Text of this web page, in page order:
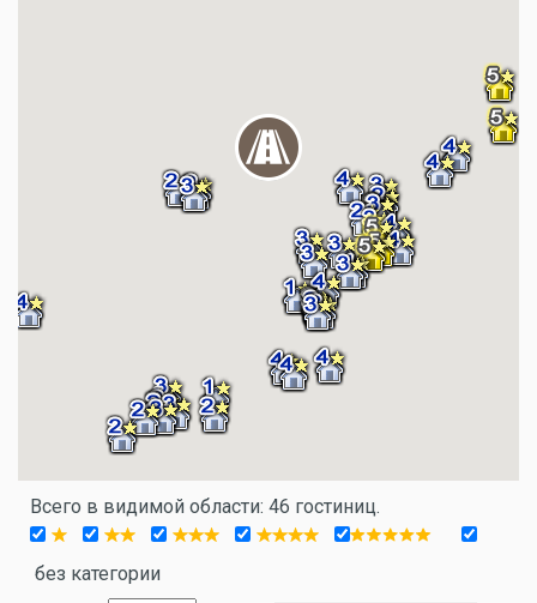
Всего в видимой области: 46 гостиниц.
без категории